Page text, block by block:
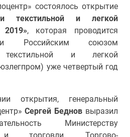
состоялось открытие
текстильной и легкой
, которая проводится
и Российским союзом
текстильной и легкой
уже четвертый год
открытия, генеральный
Сергей Беднов выразил
Министерству